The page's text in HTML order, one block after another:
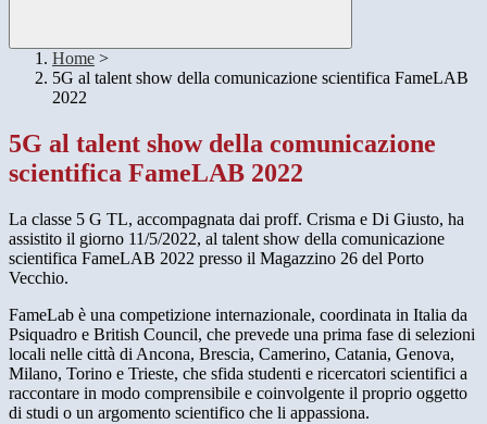
Home >
5G al talent show della comunicazione scientifica FameLAB
2022
5G al talent show della comunicazione
scientifica FameLAB 2022
La classe 5 G TL, accompagnata dai proff. Crisma e Di Giusto, ha
assistito il giorno 11/5/2022, al talent show della comunicazione
scientifica FameLAB 2022 presso il Magazzino 26 del Porto
Vecchio.
FameLab è una competizione internazionale, coordinata in Italia da
Psiquadro e British Council, che prevede una prima fase di selezioni
locali nelle città di Ancona, Brescia, Camerino, Catania, Genova,
Milano, Torino e Trieste, che sfida studenti e ricercatori scientifici a
raccontare in modo comprensibile e coinvolgente il proprio oggetto
di studi o un argomento scientifico che li appassiona.